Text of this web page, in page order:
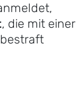
, die mit einer
bestraft